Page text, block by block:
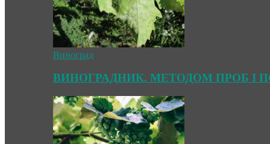
Виноград
ВИНОГРАДНИК. МЕТОДОМ ПРОБ І